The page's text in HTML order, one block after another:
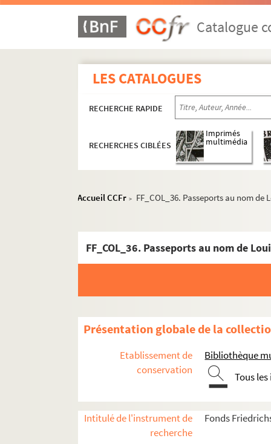
Catalogue
LES CATALOGUES
RECHERCHE RAPIDE
RECHERCHES CIBLÉES
Imprimés
multimédia
Accueil CCFr > FF_COL_36. Passeports au nom de
FF_COL_36. Passeports au nom de
Présentation globale de la
Etablissement de
conservation
Bibliothèque
Tous
Intitulé de l'instrument de
recherche
Fonds